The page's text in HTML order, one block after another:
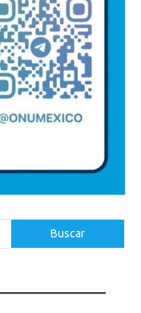
Buscar